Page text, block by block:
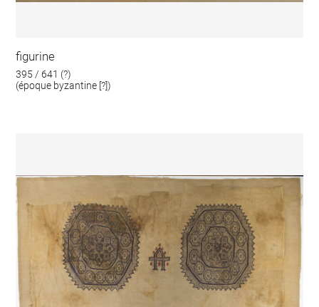
figurine
395 / 641 (?)
(époque byzantine [?])